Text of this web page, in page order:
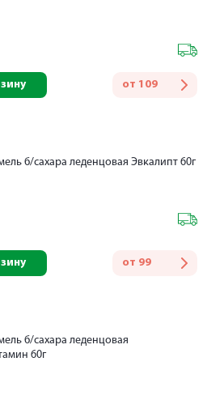
от 109
б/сахара леденцовая Эвкалипт 60г
от 99
б/сахара леденцовая
60г